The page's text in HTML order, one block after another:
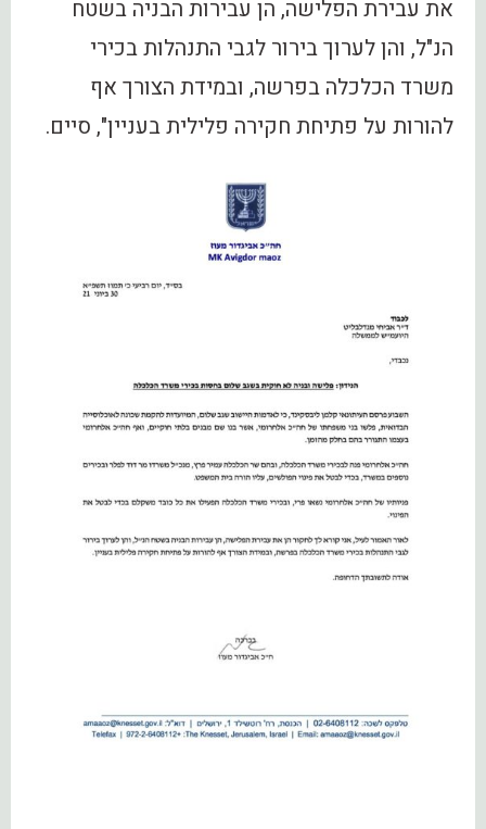
את עבירת הפלישה, הן עבירות הבניה בשטח
הנ"ל, והן לערוך בירור ‏לגבי התנהלות בכירי
משרד הכלכלה בפרשה, ובמידת הצורך אף
להורות על פתיחת חקירה פלילית בעניין", סיים.